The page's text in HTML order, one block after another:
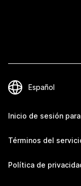
Inicio de sesión
Términos del
Política de